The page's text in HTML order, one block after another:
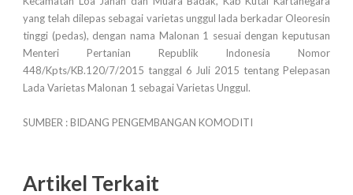
yang telah dilepas sebagai varietas unggul lada berkadar Oleoresin
tinggi (pedas), dengan nama Malonan 1 sesuai dengan keputusan
Menteri Pertanian Republik Indonesia Nomor
448/Kpts/KB.120/7/2015 tanggal 6 Juli 2015 tentang Pelepasan
Lada Varietas Malonan 1 sebagai Varietas Unggul.
SUMBER : BIDANG PENGEMBANGAN KOMODITI
Artikel Terkait